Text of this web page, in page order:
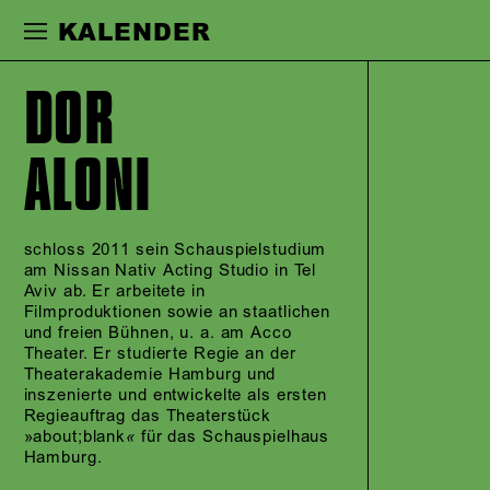
Zur Hauptnavigation springen
KALENDER
DOR
ALONI
schloss 2011 sein Schauspielstudium
am Nissan Nativ Acting Studio in Tel
Aviv ab. Er arbeitete in
Filmproduktionen sowie an staatlichen
und freien Bühnen, u. a. am Acco
Theater. Er studierte Regie an der
Theaterakademie Hamburg und
inszenierte und entwickelte als ersten
Regieauftrag das Theaterstück
»about;blank« für das Schauspielhaus
Hamburg.